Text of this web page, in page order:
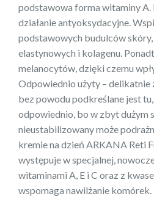
podstawowa forma witaminy A.
działanie antyoksydacyjne.
podstawowych budulców
elastynowych i kolagenu.
melanocytów, dzięki czemu
Odpowiednio użyty – delikatnie
bez powodu podkreślane jest
odpowiednio, bo w zbyt dużym
nieustabilizowany może
kremie na dzień ARKANA Reti
występuje w specjalnej,
witaminami A, E i C oraz z
wspomaga nawilżanie komórek.